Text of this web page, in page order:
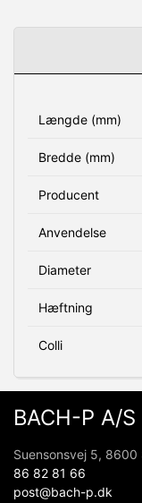
Længde (mm)
Bredde (mm)
Producent
Anvendelse
Diameter
Hæftning
Colli
BACH-P A/S
Suensonsvej 5, 8600
86 82 81 66
post@bach-p.dk